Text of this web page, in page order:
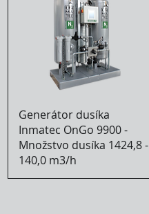
Generátor dusíka
Inmatec OnGo 9900 -
Množstvo dusíka 1424,8 -
140,0 m3/h